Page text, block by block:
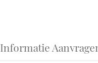
Informatie